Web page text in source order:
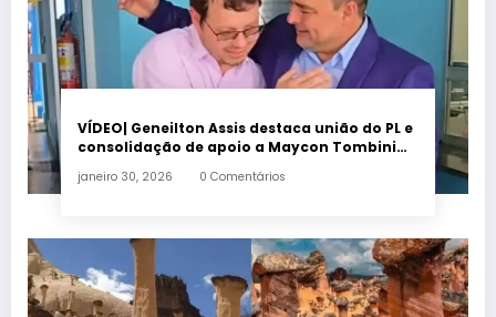
VÍDEO| Geneilton Assis destaca união do PL e
consolidação de apoio a Maycon Tombini
janeiro 30, 2026 0 Comentários